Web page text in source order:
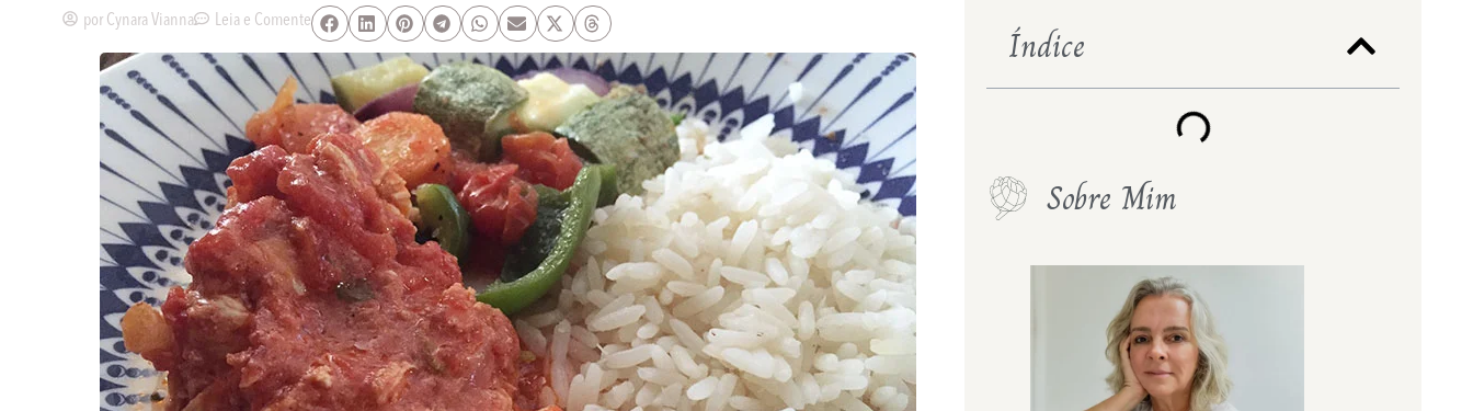
por Cynara Vianna Leia e Comente
Índice
Sobre Mim